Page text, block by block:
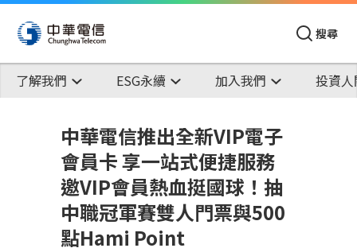
搜尋
了解我們 ESG永續 加入我們 投資
中華電信推出全新VIP電子
會員卡 享一站式便捷服務
邀VIP會員熱血挺國球！抽
中職冠軍賽雙人門票與500
點Hami Point